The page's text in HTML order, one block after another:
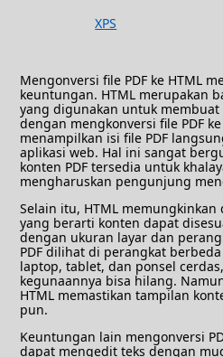
XPS
Mengonversi file PDF ke HTML
keuntungan. HTML merupakan
yang digunakan untuk
dengan mengkonversi file PDF
menampilkan isi file PDF
aplikasi web. Hal ini sangat
konten PDF tersedia untuk
mengharuskan pengunjung
Selain itu, HTML
yang berarti konten dapat
dengan ukuran layar dan
PDF dilihat di perangkat
laptop, tablet, dan ponsel
kegunaannya bisa hilang.
HTML memastikan tampilan
pun.
Keuntungan lain mengonversi
dapat mengedit teks dengan